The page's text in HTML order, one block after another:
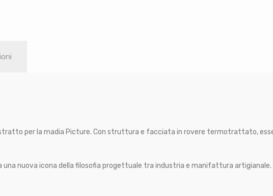
per la madia Picture. Con struttura e facciata in rovere termotrattato,
una nuova icona della filosofia progettuale tra industria e manifattura artigianale.